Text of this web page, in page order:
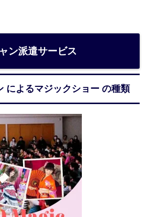
ン派遣サービス
によるマジックショー の種類